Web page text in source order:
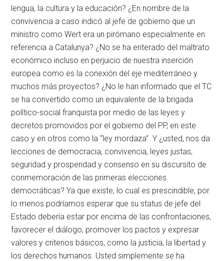
lengua, la cultura y la educación? ¿En nombre de la
convivencia a caso indicó al jefe de gobierno que un
ministro como Wert era un pirómano especialmente en
referencia a Catalunya? ¿No se ha enterado del maltrato
económico incluso en perjuicio de nuestra inserción
europea como es la conexión del eje mediterráneo y
muchos más proyectos? ¿No le han informado que el TC
se ha convertido como un equivalente de la brigada
político-social franquista por medio de las leyes y
decretos promovidos por el gobierno del PP, en este
caso y en otros como la “ley mordaza”. Y ¿usted, nos da
lecciones de democracia, convivencia, leyes justas,
seguridad y prosperidad y consenso en su discursito de
conmemoración de las primeras elecciones
democráticas? Ya que existe, lo cual es prescindible, por
lo menos podríamos esperar que su status de jefe del
Estado debería estar por encima de las confrontaciones,
favorecer el diálogo, promover los pactos y expresar
valores y criterios básicos, como la justicia, la libertad y
los derechos humanos. Usted simplemente se ha